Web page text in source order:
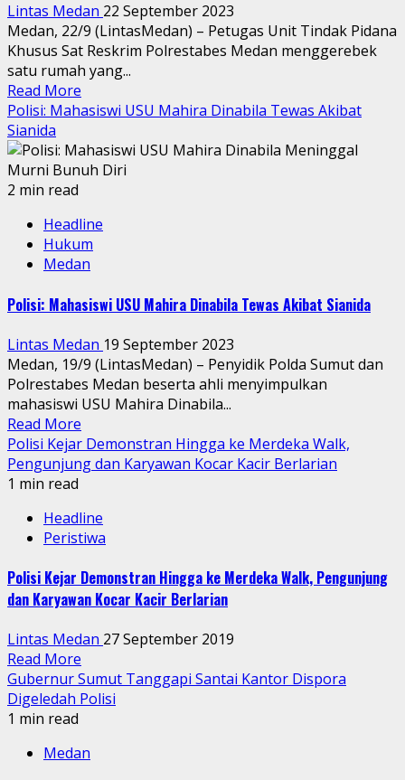
Lintas Medan 22 September 2023
Medan, 22/9 (LintasMedan) – Petugas Unit Tindak Pidana
Khusus Sat Reskrim Polrestabes Medan menggerebek
satu rumah yang...
Read More
Polisi: Mahasiswi USU Mahira Dinabila Tewas Akibat
Sianida
2 min read
Headline
Hukum
Medan
Polisi: Mahasiswi USU Mahira Dinabila Tewas Akibat Sianida
Lintas Medan 19 September 2023
Medan, 19/9 (LintasMedan) – Penyidik Polda Sumut dan
Polrestabes Medan beserta ahli menyimpulkan
mahasiswi USU Mahira Dinabila...
Read More
Polisi Kejar Demonstran Hingga ke Merdeka Walk,
Pengunjung dan Karyawan Kocar Kacir Berlarian
1 min read
Headline
Peristiwa
Polisi Kejar Demonstran Hingga ke Merdeka Walk, Pengunjung
dan Karyawan Kocar Kacir Berlarian
Lintas Medan 27 September 2019
Read More
Gubernur Sumut Tanggapi Santai Kantor Dispora
Digeledah Polisi
1 min read
Medan